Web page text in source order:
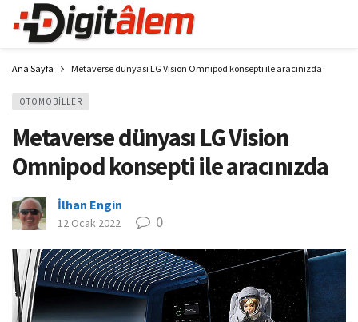
Ana Sayfa Metaverse dünyası LG Vision Omnipod konsepti ile aracınızda
OTOMOBILLER
Metaverse dünyası LG Vision
Omnipod konsepti ile aracınızda
İlhan Engin
12 Ocak 2022 0